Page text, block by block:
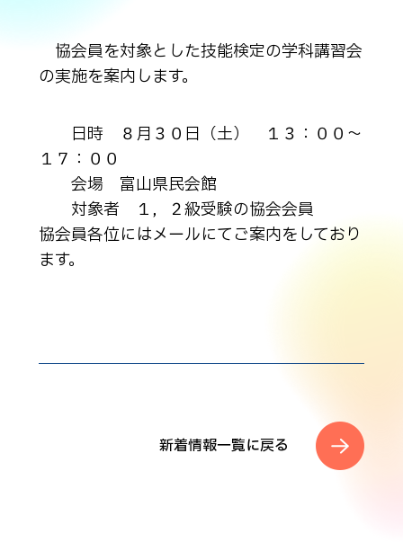
協会員を対象とした技能検定の学科講習会
の実施を案内します。
日時 ８月３０日（土） １３：００～
１７：００
会場 富山県民会館
対象者 １，２級受験の協会会員
協会員各位にはメールにてご案内をしており
ます。
新着情報一覧に戻る